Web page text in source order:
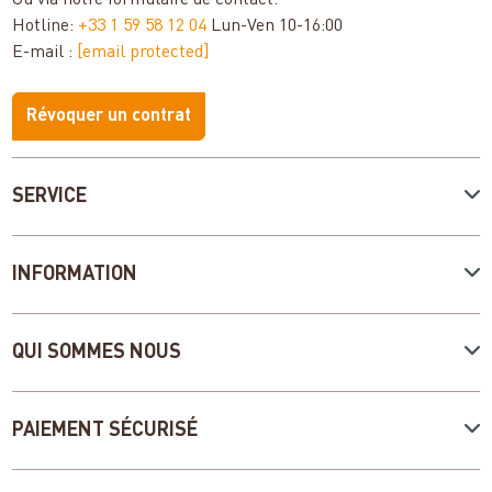
SERVICE
INFORMATION
QUI SOMMES NOUS
Hotline: +33 1 59 58 12 04 Lun-Ven 10-16:00
E-mail :
[email protected]
Révoquer un contrat
PAIEMENT SÉCURISÉ